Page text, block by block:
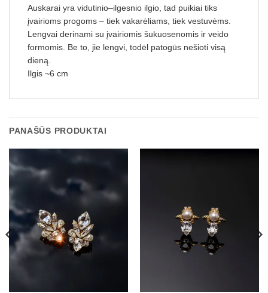
Auskarai yra vidutinio–ilgesnio ilgio, tad puikiai tiks
įvairioms progoms – tiek vakarėliams, tiek vestuvėms.
Lengvai derinami su įvairiomis šukuosenomis ir veido
formomis. Be to, jie lengvi, todėl patogūs nešioti visą
dieną.
Ilgis ~6 cm
PANAŠŪS PRODUKTAI